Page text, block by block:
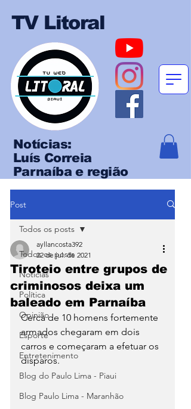
TV Litoral
Notícias:
Luís Correia
Parnaíba e região
Post
Todos os posts
Notícias
Política
Opinião
Esporte
Entretenimento
Blog do Paulo Lima - Piaui
Blog Paulo Lima - Maranhão
Todos os posts
Tiroteio entre grupos de
criminosos deixa um
baleado em Parnaíba
ayllancosta392
22 de jul. de 2021
Cerca de 10 homens fortemente
armados chegaram em dois
carros e começaram a efetuar os
disparos.